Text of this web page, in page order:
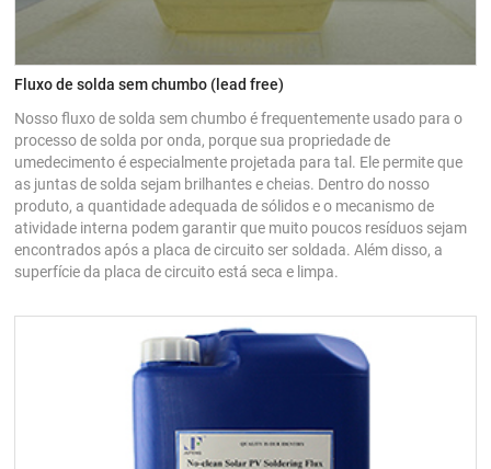
Fluxo de solda sem chumbo (lead free)
Nosso fluxo de solda sem chumbo é frequentemente usado para o
processo de solda por onda, porque sua propriedade de
umedecimento é especialmente projetada para tal. Ele permite que
as juntas de solda sejam brilhantes e cheias. Dentro do nosso
produto, a quantidade adequada de sólidos e o mecanismo de
atividade interna podem garantir que muito poucos resíduos sejam
encontrados após a placa de circuito ser soldada. Além disso, a
superfície da placa de circuito está seca e limpa.